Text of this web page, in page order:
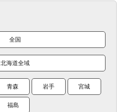
全国
北海道全域
青森 岩手 宮城
福島